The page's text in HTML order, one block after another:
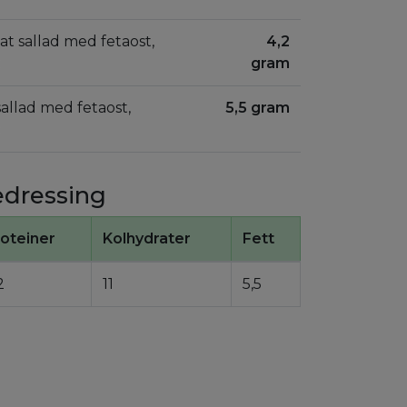
sallad med fetaost,
4,2
gram
med fetaost,
5,5 gram
Kolhydrater Fett
11 5,5